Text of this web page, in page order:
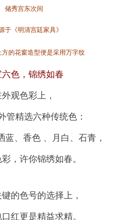
储秀宫东次间
于《明清宫廷家具》
的花窗造型便是采用万字纹
色，锦绣如春
观色彩上，
管精选六种传统色：
蓝、香色 、月白、石青，
，许你锦绣如春。
的色号的选择上，
红更是精益求精。